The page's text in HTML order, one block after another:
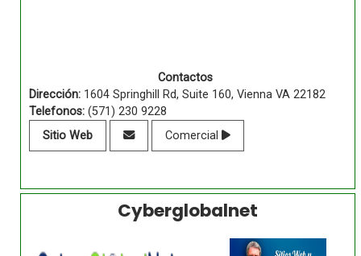
Contactos
Dirección:1604 Springhill Rd, Suite 160, Vienna VA 22182
Telefonos:(571) 230 9228
Sitio Web
Comercial
Cyberglobalnet